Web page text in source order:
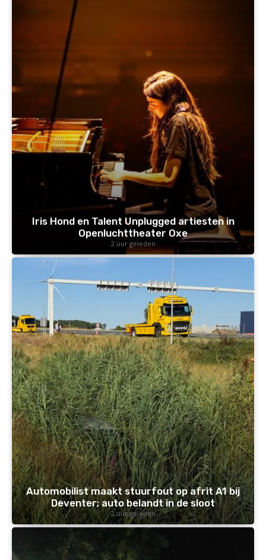
Iris Hond en Talent Unplugged artiesten in
Openluchttheater Oxe
2 uur geleden
Automobilist maakt stuurfout op afrit A1 bij
Deventer; auto belandt in de sloot
2 uur geleden